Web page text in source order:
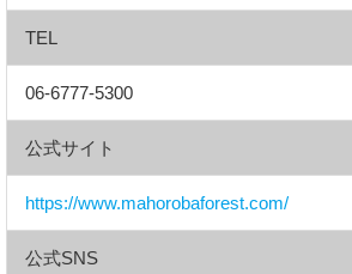
TEL
06-6777-5300
公式サイト
https://www.mahorobaforest.com/
公式SNS